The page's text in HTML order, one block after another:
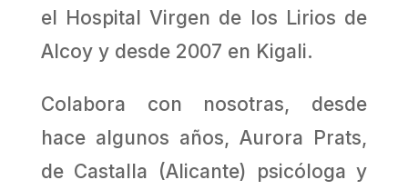
el Hospital Virgen de los Lirios de
Alcoy y desde 2007 en Kigali.
Colabora con nosotras, desde
hace algunos años, Aurora Prats,
de Castalla (Alican­te) psicóloga y